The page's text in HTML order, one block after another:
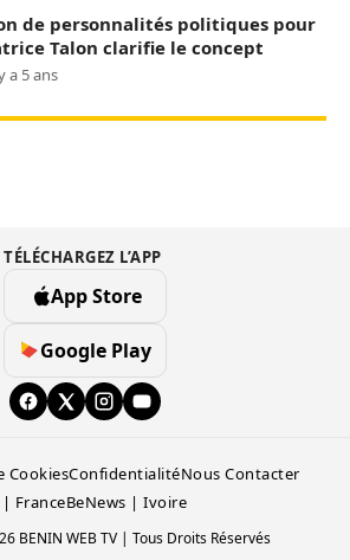
de personnalités politiques pour
Talon clarifie le concept
a 5 ans
TÉLÉCHARGEZ L’APP
App Store
Google Play
CookiesConfidentialitéNous Contacter
| FranceBeNews | Ivoire
BENIN WEB TV | Tous Droits Réservés